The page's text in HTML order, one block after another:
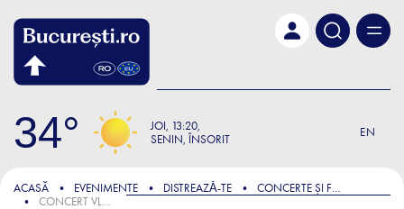
34 JOI 13:20
SENIN, ÎNSORIT
EN
ACASĂ EVENIMENTE DISTREAZǍ-TE
CONCERTE ȘI FESTIVALURI
CONCERT VLAD DOBRESCU